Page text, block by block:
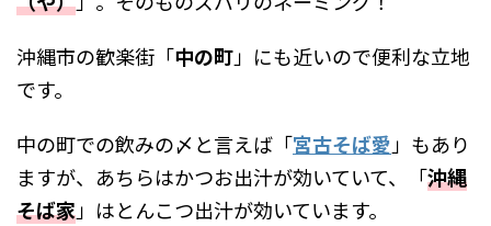
沖縄市の歓楽街「中の町」にも近いので便利な立地
です。
中の町での飲みの〆と言えば「宮古そば愛 」もあり
ますが、あちらはかつお出汁が効いていて、「沖縄
そば家」はとんこつ出汁が効いています。